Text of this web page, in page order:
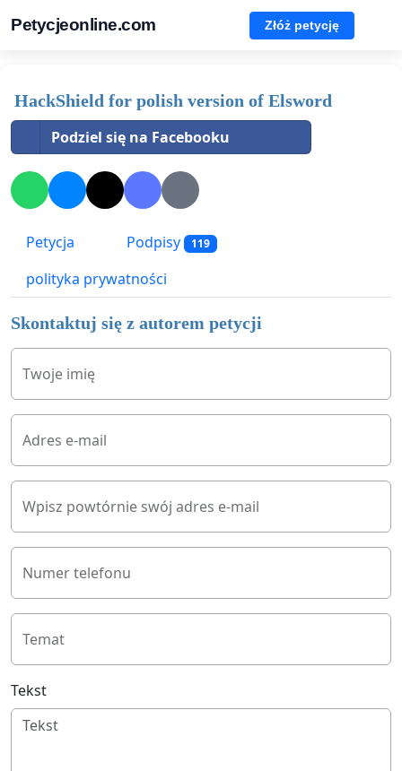
Petycjeonline.com Złóż petycję
HackShield for polish version of Elsword
Podziel się na Facebooku
Petycja Podpisy 119
polityka prywatności
Skontaktuj się z autorem petycji
Twoje imię
Adres e-mail
Wpisz powtórnie swój adres e-mail
Numer telefonu
Temat
Tekst